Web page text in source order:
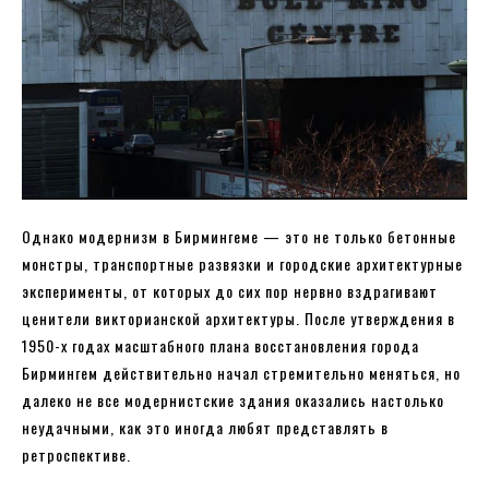
Однако модернизм в Бирмингеме — это не только бетонные
монстры, транспортные развязки и городские архитектурные
эксперименты, от которых до сих пор нервно вздрагивают
ценители викторианской архитектуры. После утверждения в
1950-х годах масштабного плана восстановления города
Бирмингем действительно начал стремительно меняться, но
далеко не все модернистские здания оказались настолько
неудачными, как это иногда любят представлять в
ретроспективе.